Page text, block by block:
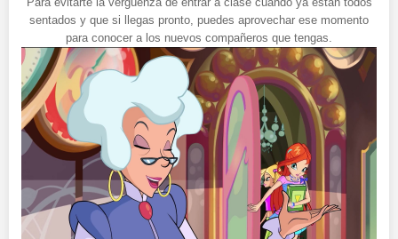
sentados y que si llegas pronto, puedes aprovechar ese momento
para conocer a los nuevos compañeros que tengas.